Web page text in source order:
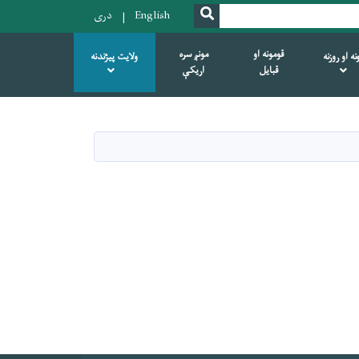
SEARCH
English دری
او روزنه
قومونه او
قبایل
مونږ سره
اریکې
ولایت پیژندنه